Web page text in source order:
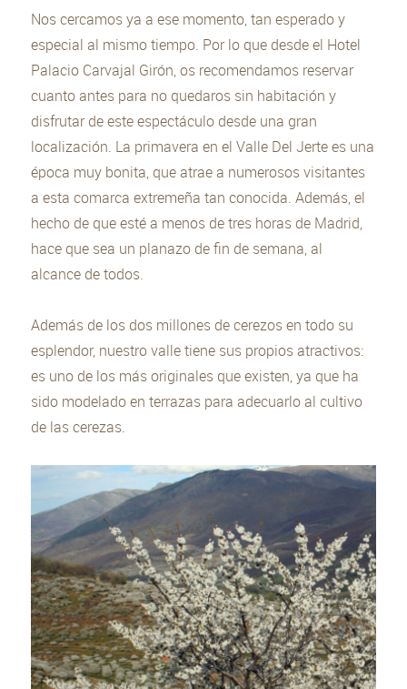
Nos cercamos ya a ese momento, tan esperado y
especial al mismo tiempo. Por lo que desde el Hotel
Palacio Carvajal Girón, os recomendamos reservar
cuanto antes para no quedaros sin habitación y
disfrutar de este espectáculo desde una gran
localización. La primavera en el Valle Del Jerte es una
época muy bonita, que atrae a numerosos visitantes
a esta comarca extremeña tan conocida. Además, el
hecho de que esté a menos de tres horas de Madrid,
hace que sea un planazo de fin de semana, al
alcance de todos.
Además de los dos millones de cerezos en todo su
esplendor, nuestro valle tiene sus propios atractivos:
es uno de los más originales que existen, ya que ha
sido modelado en terrazas para adecuarlo al cultivo
de las cerezas.